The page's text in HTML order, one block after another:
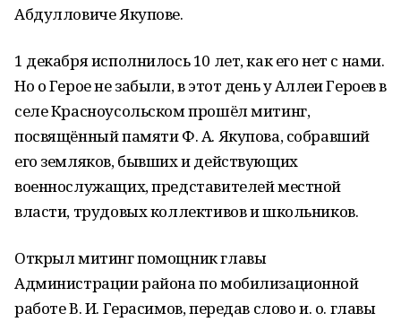
Абдулловиче Якупове.
1 декабря исполнилось 10 лет, как его нет с нами.
Но о Герое не забыли, в этот день у Аллеи Героев в
селе Красноусольском прошёл митинг,
посвящённый памяти Ф. А. Якупова, собравший
его земляков, бывших и действующих
военнослужащих, представителей местной
власти, трудовых коллективов и школьников.
Открыл митинг помощник главы
Администрации района по мобилизационной
работе В. И. Герасимов, передав слово и. о. главы